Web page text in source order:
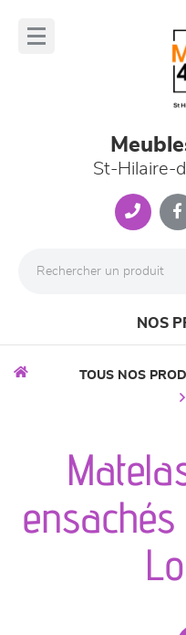
St-Hilaire-
NOS
séjours
meubles de
chambres et dressing
TOUS NOS